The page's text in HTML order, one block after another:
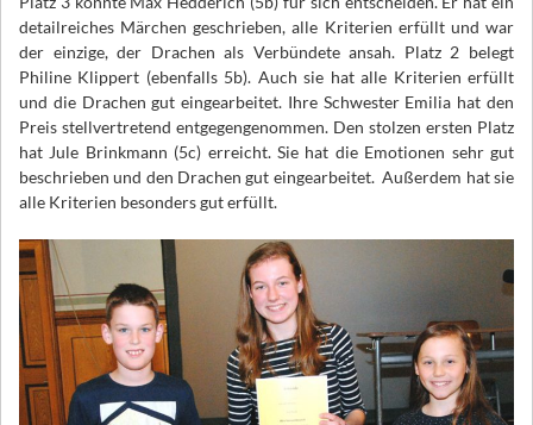
detailreiches Märchen geschrieben, alle Kriterien erfüllt und war
der einzige, der Drachen als Verbündete ansah. Platz 2 belegt
Philine Klippert (ebenfalls 5b). Auch sie hat alle Kriterien erfüllt
und die Drachen gut eingearbeitet. Ihre Schwester Emilia hat den
Preis stellvertretend entgegengenommen. Den stolzen ersten Platz
hat Jule Brinkmann (5c) erreicht. Sie hat die Emotionen sehr gut
beschrieben und den Drachen gut eingearbeitet. Außerdem hat sie
alle Kriterien besonders gut erfüllt.